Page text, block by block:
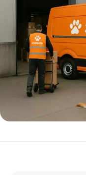
5% korting met code